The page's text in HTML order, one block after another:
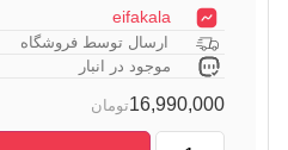
eifakala
ارسال توسط فروشگاه
موجود در انبار
16,990,000تومان